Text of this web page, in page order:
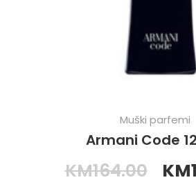
Muški parfemi
Armani Code
KM164.00 KM